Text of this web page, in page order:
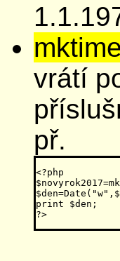
vrátí
př.
<?php
print $den;